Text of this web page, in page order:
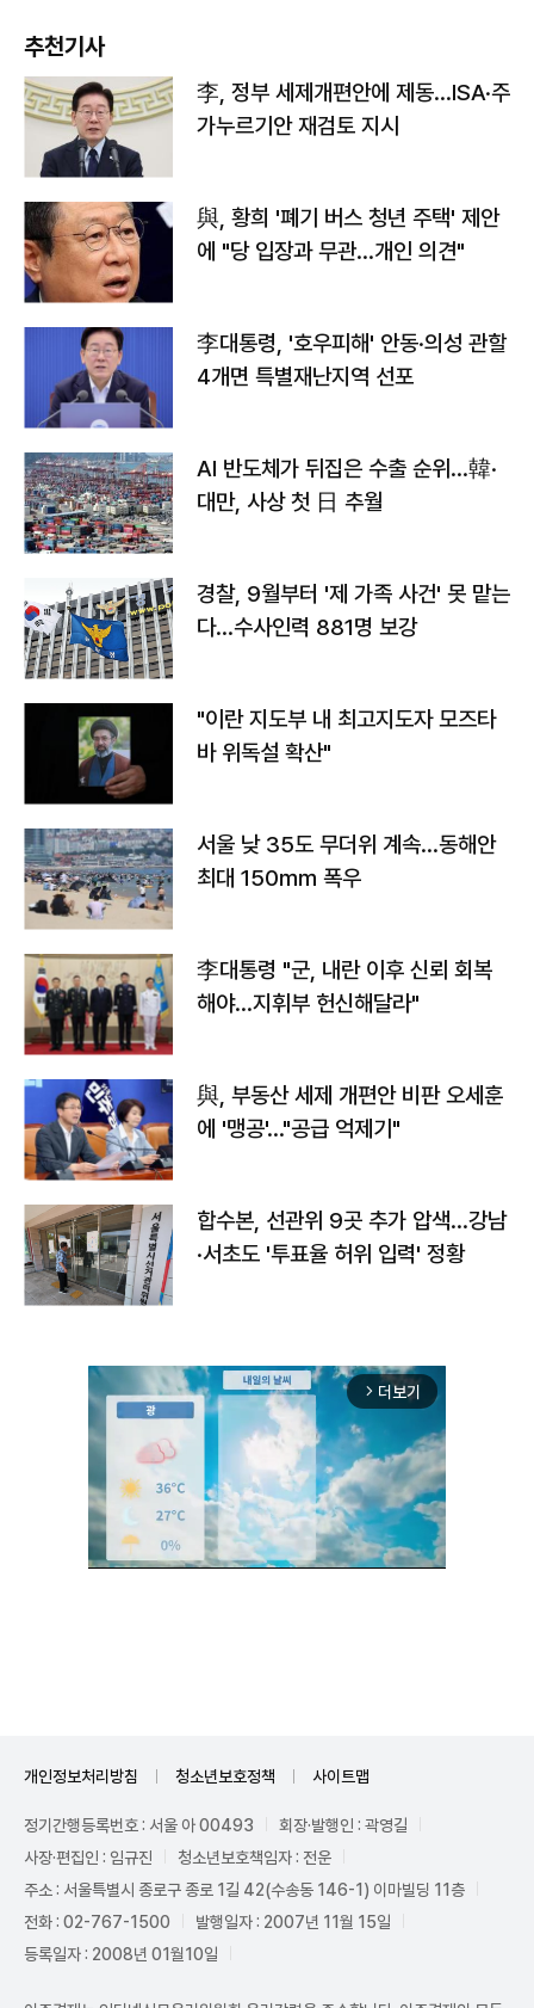
추천기사
李, 정부 세제개편안에 제동…ISA·주
가누르기안 재검토 지시
與, 황희 '폐기 버스 청년 주택' 제안
에 "당 입장과 무관…개인 의견"
李대통령, '호우피해' 안동·의성 관할
4개면 특별재난지역 선포
AI 반도체가 뒤집은 수출 순위…韓·
대만, 사상 첫 日 추월
경찰, 9월부터 '제 가족 사건' 못 맡는
다…수사인력 881명 보강
"이란 지도부 내 최고지도자 모즈타
바 위독설 확산"
서울 낮 35도 무더위 계속…동해안
최대 150㎜ 폭우
李대통령 "군, 내란 이후 신뢰 회복
해야…지휘부 헌신해달라"
與, 부동산 세제 개편안 비판 오세훈
에 '맹공'…"공급 억제기"
합수본, 선관위 9곳 추가 압색…강남
·서초도 '투표율 허위 입력' 정황
arrow_forward_ios 더보기
개인정보처리방침 청소년보호정책 사이트맵
정기간행등록번호 : 서울 아 00493
회장·발행인 : 곽영길
사장·편집인 : 임규진
청소년보호책임자 : 전운
주소 : 서울특별시 종로구 종로 1길 42(수송동 146-1) 이마빌딩 11층
전화 : 02-767-1500
발행일자 : 2007년 11월 15일
등록일자 : 2008년 01월10일